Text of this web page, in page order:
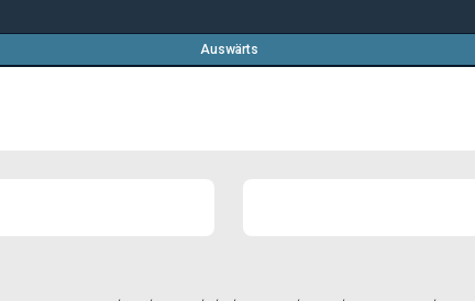
Auswärts